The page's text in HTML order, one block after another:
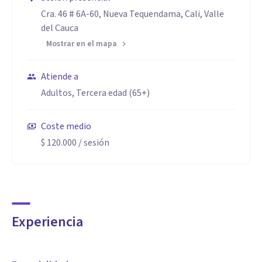
Cra. 46 # 6A-60, Nueva Tequendama, Cali, Valle
del Cauca
Mostrar en el mapa
Atiende a
Adultos, Tercera edad (65+)
Coste medio
$ 120.000 / sesión
Experiencia